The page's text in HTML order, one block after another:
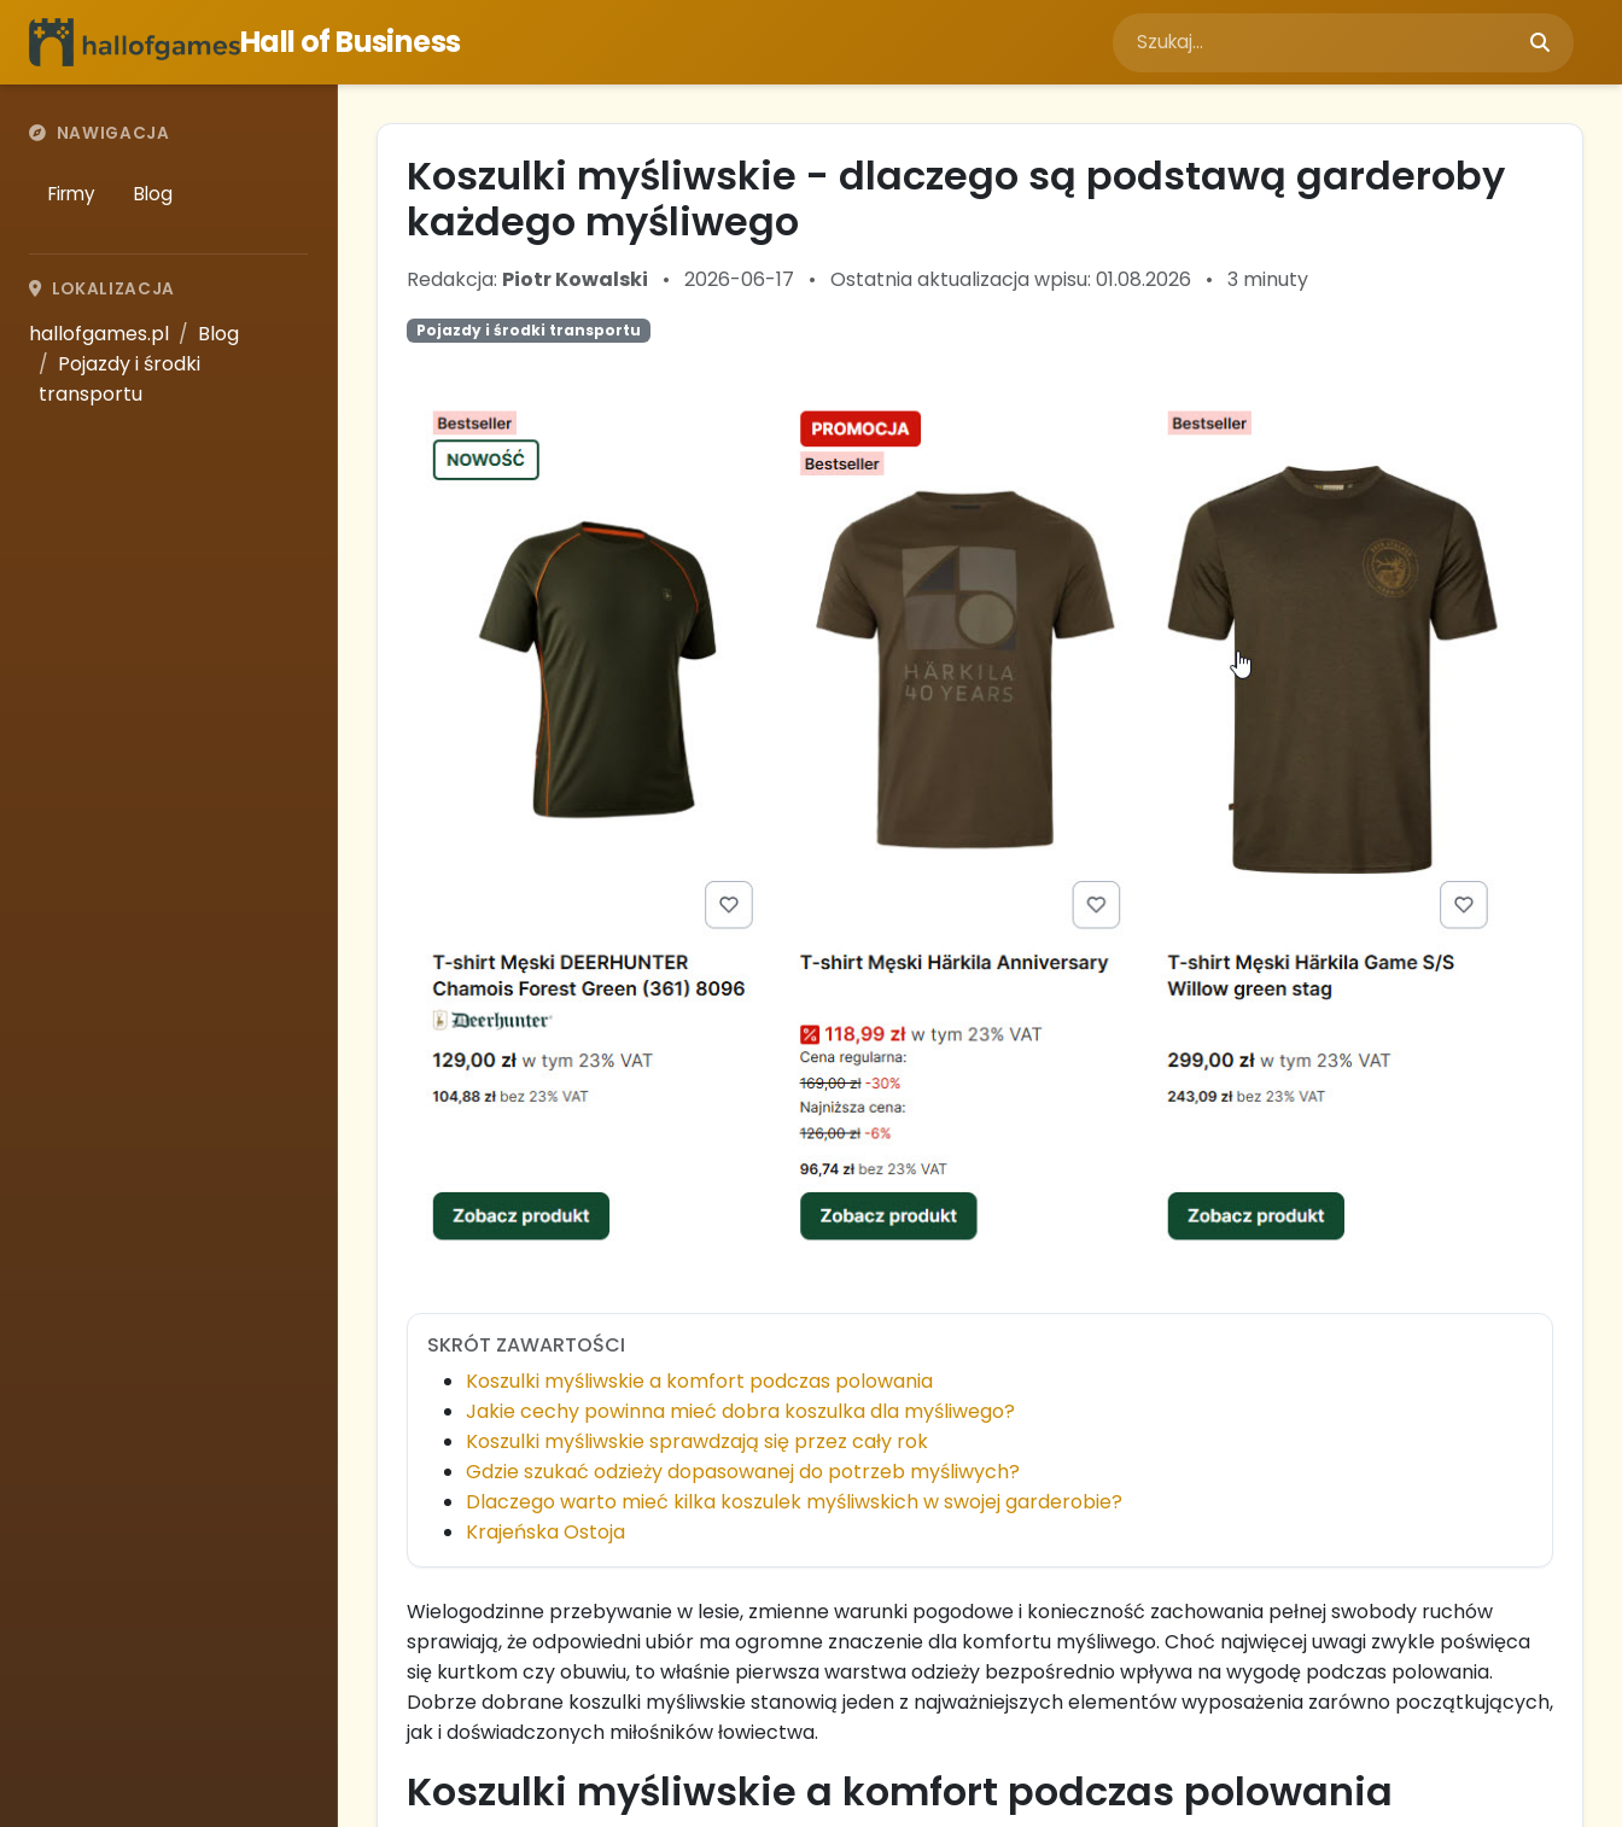
Hall of Business
NAWIGACJA
Firmy Blog
LOKALIZACJA
hallofgames.pl
Blog
Pojazdy i środki
transportu
Koszulki myśliwskie - dlaczego są podstawą garderoby
każdego myśliwego
Redakcja: Piotr Kowalski • 2026-06-17 • Ostatnia aktualizacja wpisu: 01.08.2026 • 3 minuty
Pojazdy i środki transportu
SKRÓT ZAWARTOŚCI
Koszulki myśliwskie a komfort podczas polowania
Jakie cechy powinna mieć dobra koszulka dla myśliwego?
Koszulki myśliwskie sprawdzają się przez cały rok
Gdzie szukać odzieży dopasowanej do potrzeb myśliwych?
Dlaczego warto mieć kilka koszulek myśliwskich w swojej garderobie?
Krajeńska Ostoja
Wielogodzinne przebywanie w lesie, zmienne warunki pogodowe i konieczność zachowania pełnej swobody ruchów
sprawiają, że odpowiedni ubiór ma ogromne znaczenie dla komfortu myśliwego. Choć najwięcej uwagi zwykle poświęca
się kurtkom czy obuwiu, to właśnie pierwsza warstwa odzieży bezpośrednio wpływa na wygodę podczas polowania.
Dobrze dobrane koszulki myśliwskie stanowią jeden z najważniejszych elementów wyposażenia zarówno początkujących,
jak i doświadczonych miłośników łowiectwa.
Koszulki myśliwskie a komfort podczas polowania